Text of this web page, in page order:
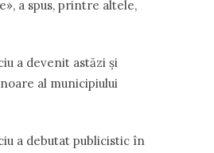
a spus, printre altele,
a devenit astăzi şi
al municipiului
a debutat publicistic în